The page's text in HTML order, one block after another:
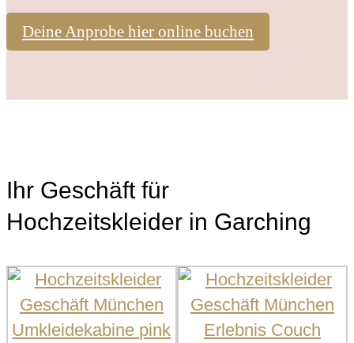
Deine Anprobe hier online buchen
Ihr Geschäft für
Hochzeitskleider in Garching